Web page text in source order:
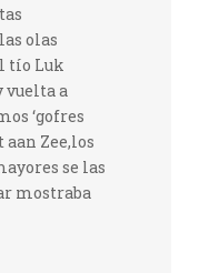
olas
tío Luk
vuelta a
‘gofres
aan Zee,los
se las
mostraba